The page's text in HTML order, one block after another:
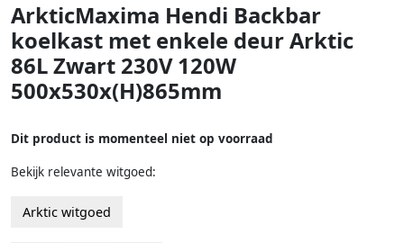
ArkticMaxima Hendi Backbar
koelkast met enkele deur Arktic
86L Zwart 230V 120W
500x530x(H)865mm
Dit product is momenteel niet op voorraad
Bekijk relevante witgoed:
Arktic witgoed